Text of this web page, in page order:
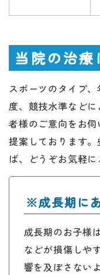
当院の治療
スポーツのタイプ
度、競技水準など
者様のご意向をお
提案しております
ば、どうぞお気軽に
※成長期に
成長期のお子様
などが損傷しや
響を及ぼさない